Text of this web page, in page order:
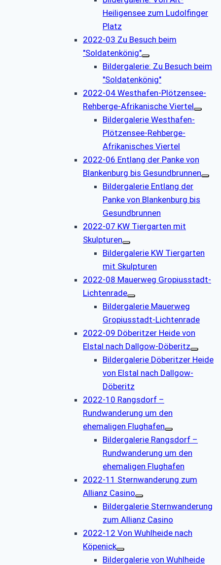
Heiligensee zum Ludolfinger
Platz
2022-03 Zu Besuch beim
"Soldatenkönig"
Bildergalerie: Zu Besuch beim
"Soldatenkönig"
2022-04 Westhafen-Plötzensee-
Rehberge-Afrikanische Viertel
Bildergalerie Westhafen-
Plötzensee-Rehberge-
Afrikanisches Viertel
2022-06 Entlang der Panke von
Blankenburg bis Gesundbrunnen
Bildergalerie Entlang der
Panke von Blankenburg bis
Gesundbrunnen
2022-07 KW Tiergarten mit
Skulpturen
Bildergalerie KW Tiergarten
mit Skulpturen
2022-08 Mauerweg Gropiusstadt-
Lichtenrade
Bildergalerie Mauerweg
Gropiusstadt-Lichtenrade
2022-09 Döberitzer Heide von
Elstal nach Dallgow-Döberitz
Bildergalerie Döberitzer Heide
von Elstal nach Dallgow-
Döberitz
2022-10 Rangsdorf –
Rundwanderung um den
ehemaligen Flughafen
Bildergalerie Rangsdorf –
Rundwanderung um den
ehemaligen Flughafen
2022-11 Sternwanderung zum
Allianz Casino
Bildergalerie Sternwanderung
zum Allianz Casino
2022-12 Von Wuhlheide nach
Köpenick
Bildergalerie von Wuhlheide